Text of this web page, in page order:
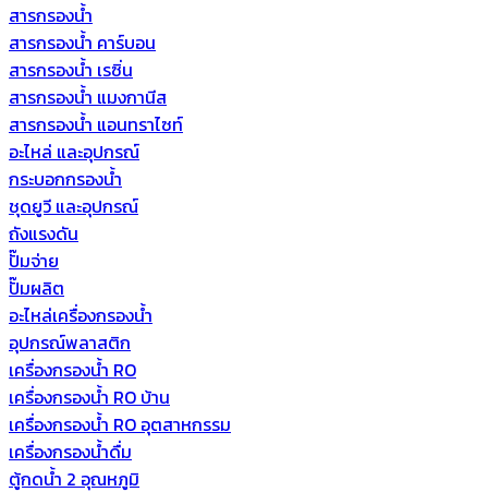
สารกรองน้ำ
สารกรองน้ำ คาร์บอน
สารกรองน้ำ เรซิ่น
สารกรองน้ำ แมงกานีส
สารกรองน้ำ แอนทราไซท์
อะไหล่ และอุปกรณ์
กระบอกกรองน้ำ
ชุดยูวี และอุปกรณ์
ถังแรงดัน
ปั๊มจ่าย
ปั๊มผลิต
อะไหล่เครื่องกรองน้ำ
อุปกรณ์พลาสติก
เครื่องกรองน้ำ RO
เครื่องกรองน้ำ RO บ้าน
เครื่องกรองน้ำ RO อุตสาหกรรม
เครื่องกรองน้ำดื่ม
ตู้กดน้ำ 2 อุณหภูมิ